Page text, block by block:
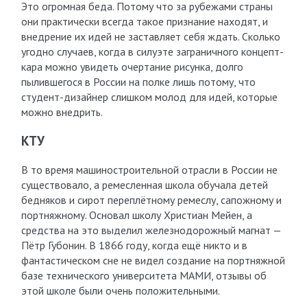
Это огромная беда. Потому что за рубежами страны
они практически всегда такое признание находят, и
внедрение их идей не заставляет себя ждать. Сколько
угодно случаев, когда в силуэте заграничного концепт-
кара можно увидеть очертание рисунка, долго
пылившегося в России на полке лишь потому, что
студент-дизайнер слишком молод для идей, которые
можно внедрить.
КТУ
В то время машиностроительной отрасли в России не
существовало, а ремесленная школа обучала детей
бедняков и сирот переплётному ремеслу, сапожному и
портняжному. Основал школу Христиан Мейен, а
средства на это выделил железнодорожный магнат —
Пётр Губонин. В 1866 году, когда ещё никто и в
фантастическом сне не видел создание на портняжной
базе технического университета МАМИ, отзывы об
этой школе были очень положительными.